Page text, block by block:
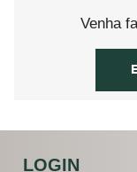
Venha
LOGIN